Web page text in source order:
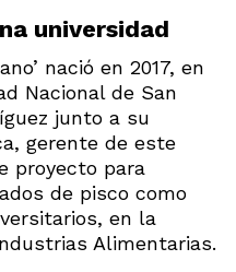
universidad
nació en 2017, en
Nacional de San
junto a su
gerente de este
proyecto para
de pisco como
en la
Alimentarias.